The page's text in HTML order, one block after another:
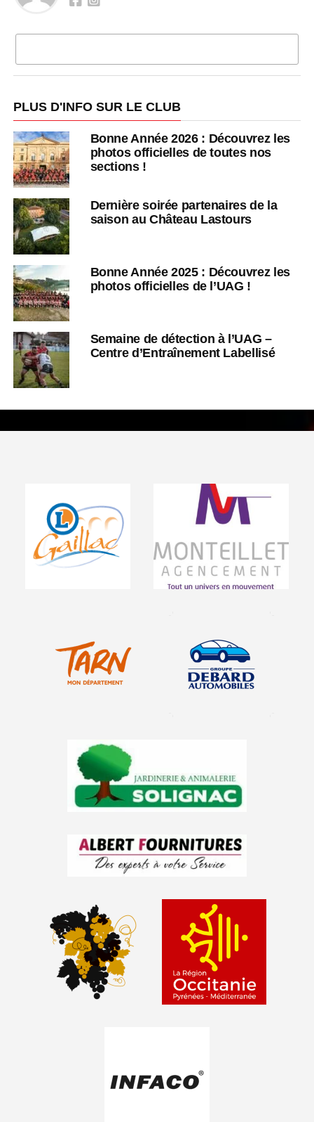
PLUS D'INFO SUR LE CLUB
Bonne Année 2026 : Découvrez les
photos officielles de toutes nos
sections !
Dernière soirée partenaires de la
saison au Château Lastours
Bonne Année 2025 : Découvrez les
photos officielles de l’UAG !
Semaine de détection à l’UAG –
Centre d’Entraînement Labellisé